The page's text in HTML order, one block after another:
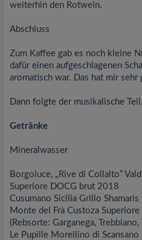
weiterhin den Rotwein.
Abschluss
Zum Kaffee gab es noch kleine
dafür einen aufgeschlagenen
aromatisch war. Das hat mir sehr
Dann folgte der musikalische Teil.
Getränke
Mineralwasser
Borgoluce, „Rive di Collalto”
Superiore DOCG brut 2018
Cusumano Sicilia Grillo
Monte del Frà Custoza
(Rebsorte: Garganega,
Le Pupille Morellino di